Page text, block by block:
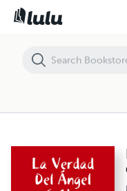
La Verdad Del Ángel Caído :